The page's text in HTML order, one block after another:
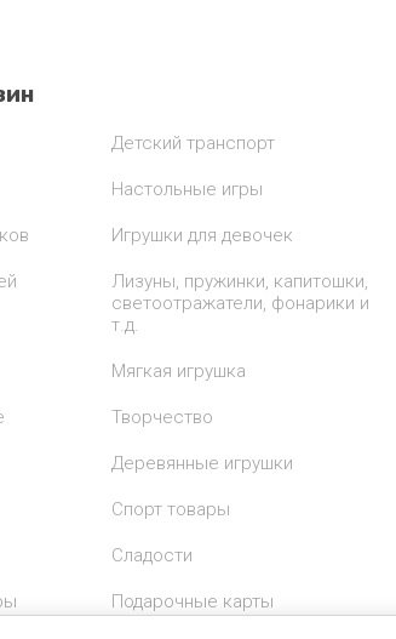
Детский транспорт
Настольные игры
Игрушки для девочек
Лизуны, пружинки, капитошки,
светоотражатели, фонарики и
т.д.
Мягкая игрушка
Творчество
Деревянные игрушки
Спорт товары
Сладости
Подарочные карты